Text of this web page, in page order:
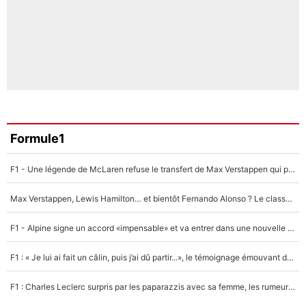
Formule1
F1 - Une légende de McLaren refuse le transfert de Max Verstappen qui pourrait «faire des vagues» et plomber l'ambiance dans l'équipe
Max Verstappen, Lewis Hamilton… et bientôt Fernando Alonso ? Le classement des pilotes les mieux payés en Formule 1 risque de changer !
F1 - Alpine signe un accord «impensable» et va entrer dans une nouvelle dimension : Grande nouvelle pour Pierre Gasly !
F1 : « Je lui ai fait un câlin, puis j’ai dû partir...», le témoignage émouvant de Max Verstappen sur sa fille
F1 : Charles Leclerc surpris par les paparazzis avec sa femme, les rumeurs étaient vraies !